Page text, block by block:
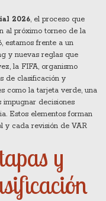
2026, el proceso que
al próximo torneo de la
, estamos frente a un
y nuevas reglas que
la FIFA, organismo
de clasificación y
como latarjeta verde,una
impugnar decisiones
. Estos elementos forman
y cada revisión de VAR
y